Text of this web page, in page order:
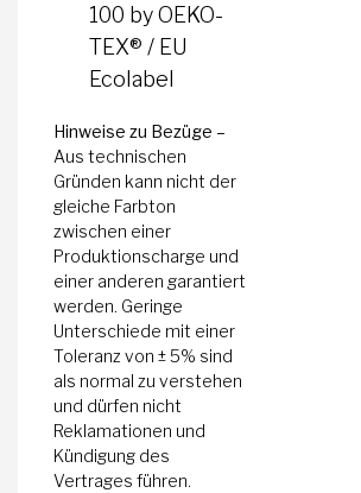
100 by OEKO-
TEX® / EU
Ecolabel
Hinweise zu Bezüge –
Aus technischen
Gründen kann nicht der
gleiche Farbton
zwischen einer
Produktionscharge und
einer anderen garantiert
werden. Geringe
Unterschiede mit einer
Toleranz von ± 5% sind
als normal zu verstehen
und dürfen nicht
Reklamationen und
Kündigung des
Vertrages führen.